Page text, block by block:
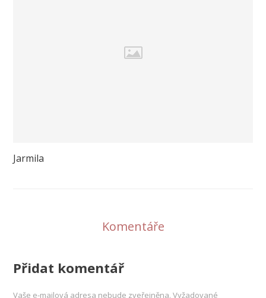
Jarmila
Komentáře
Přidat komentář
Vaše e-mailová adresa nebude zveřejněna. Vyžadované